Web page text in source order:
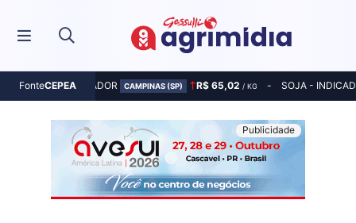
FonteCEPEA
MILHO - INDICADOR CAMPINAS (SP) R$ 65,02 / KG SOJA -